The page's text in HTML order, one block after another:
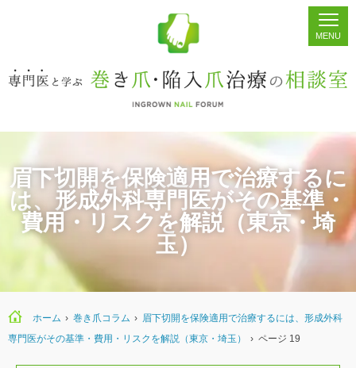
ホーム シェア 掲示板 検索
眉下切開を保険適用で治療するに
は、形成外科専門医がその基準・
費用・リスクを解説（東京・埼
玉）
ホーム › 巻き爪コラム › 眉下切開を保険適用で治療するには、形成外科
専門医がその基準・費用・リスクを解説（東京・埼玉）
› ページ 19